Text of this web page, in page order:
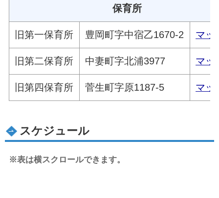
保育所
旧第一保育所 豊岡町字中宿乙1670-2 マッ
旧第二保育所 中妻町字北浦3977 マッ
旧第四保育所 菅生町字原1187-5 マッ
スケジュール
※表は横スクロールできます。